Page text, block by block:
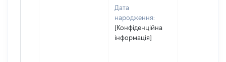
Дата
народження:
[Конфіденційна
інформація]